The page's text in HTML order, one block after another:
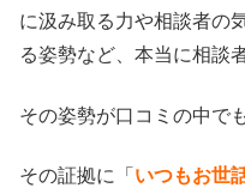
に汲み取る力や相談者の
る姿勢など、本当に相談
その姿勢が口コミの中で
その証拠に「 いつもお世